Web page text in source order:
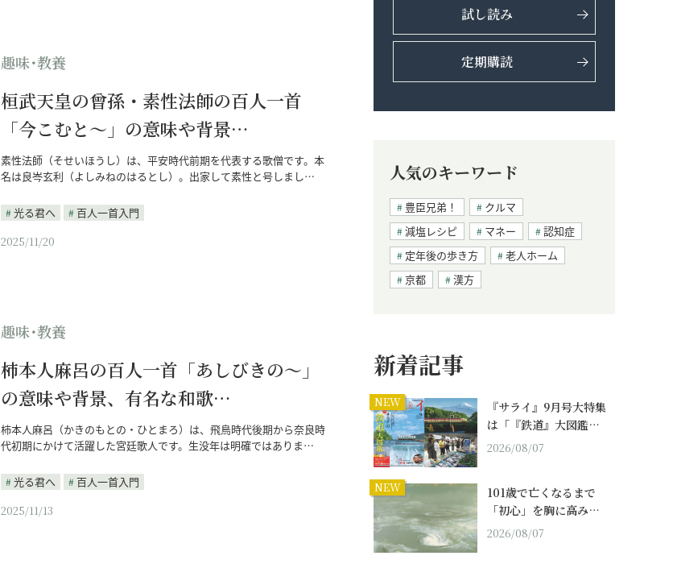
趣味･教養
桓武天皇の曾孫・素性法師の百人一首
「今こむと～」の意味や背景…
素性法師（そせいほうし）は、平安時代前期を代表する歌僧です。本
名は良岑玄利（よしみねのはるとし）。出家して素性と号しまし…
光る君へ
百人一首入門
2025/11/20
趣味･教養
柿本人麻呂の百人一首「あしびきの～」
の意味や背景、有名な和歌…
柿本人麻呂（かきのもとの・ひとまろ）は、飛鳥時代後期から奈良時
代初期にかけて活躍した宮廷歌人です。生没年は明確ではありま…
光る君へ
百人一首入門
2025/11/13
試し読み
定期購読
人気のキーワード
豊臣兄弟！
クルマ
減塩レシピ
マネー
認知症
定年後の歩き方
老人ホーム
京都
漢方
新着記事
NEW
『サライ』9月号大特集
は「『鉄道』大図鑑…
2026/08/07
NEW
101歳で亡くなるまで
「初心」を胸に高み…
2026/08/07